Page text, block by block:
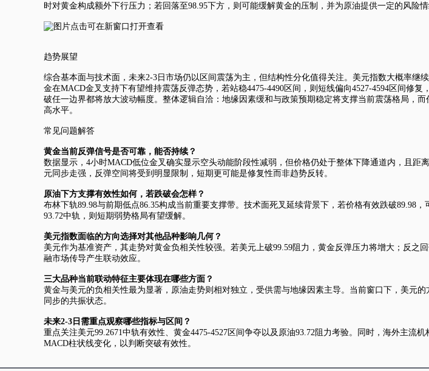
时对黄金构成额外下行压力；若回落至98.95下方，则可能缓解黄金的压制，并为原油提供一定的风险
趋势展望
综合基本面与技术面，未来2-3日市场仍以区间震荡为主，但结构性分化值得关注。 美元指数大概率继
金在MACD金叉支持下有望维持震荡反弹态势，若站稳4475-4490区间，则短线偏向4527-4594区间修
破任一边界都将放大波动幅度。整体逻辑自洽：地缘因素缓和与政策预期稳定将支撑当前震荡格局，
高水平。
常见问题解答
黄金当前反弹信号是否可靠，能否持续？
数据显示，4小时MACD低位金叉确实显示空头动能阶段性减弱，但价格仍处于整体下降通道内，且
元同步走强，反弹空间将受到明显限制，短期更可能是修复性而非趋势反转。
原油下方支撑有效性如何，若跌破会怎样？
布林下轨89.98与前期低点86.35构成当前重要支撑带。技术面死叉延续背景下，若价格有效跌破89.98
93.72中轨，则短期弱势格局有望缓解。
美元指数面临的方向选择对其他品种影响几何？
美元作为基准资产，其走势对黄金负相关性较强。若美元上破99.59阻力，黄金反弹压力将增大；反
融市场传导产生联动效应。
三大品种当前联动特征主要体现在哪些方面？
黄金与美元的负相关性最为显著，原油走势则相对独立，受供需与地缘因素主导。当前窗口下，美元
同步的共振状态。
未来2-3日需重点观察哪些指标与区间？
重点关注美元99.2671中轨有效性、黄金4475-4527区间争夺以及原油93.72阻力考验。同时，海外主
MACD柱状线变化，以判断突破有效性。